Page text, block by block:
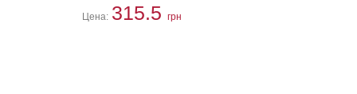
Цена: 315.5 грн